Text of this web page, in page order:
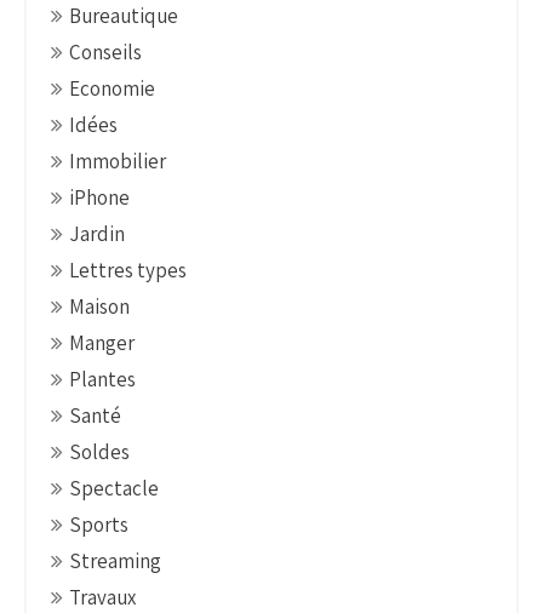
Bureautique
Conseils
Economie
Idées
Immobilier
iPhone
Jardin
Lettres types
Maison
Manger
Plantes
Santé
Soldes
Spectacle
Sports
Streaming
Travaux